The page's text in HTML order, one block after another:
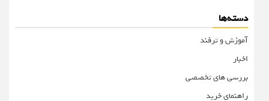
دسته‌ها
آموزش و ترفند
اخبار
بررسی های تخصصی
راهنمای خرید